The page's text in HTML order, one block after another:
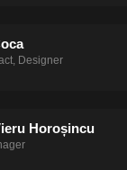
Designer
Horoșincu